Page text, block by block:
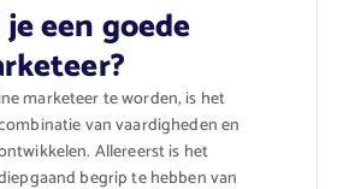
een goede
marketeer te worden, is het
van vaardigheden en
Allereerst is het
begrip te hebben van